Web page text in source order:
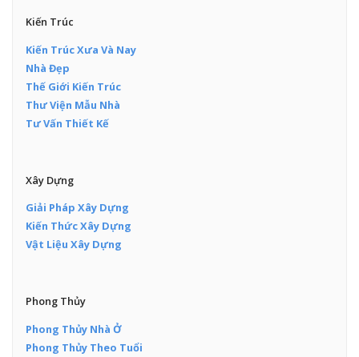
Kiến Trúc
Kiến Trúc Xưa Và Nay
Nhà Đẹp
Thế Giới Kiến Trúc
Thư Viện Mẫu Nhà
Tư Vấn Thiết Kế
Xây Dựng
Giải Pháp Xây Dựng
Kiến Thức Xây Dựng
Vật Liệu Xây Dựng
Phong Thủy
Phong Thủy Nhà Ở
Phong Thủy Theo Tuổi